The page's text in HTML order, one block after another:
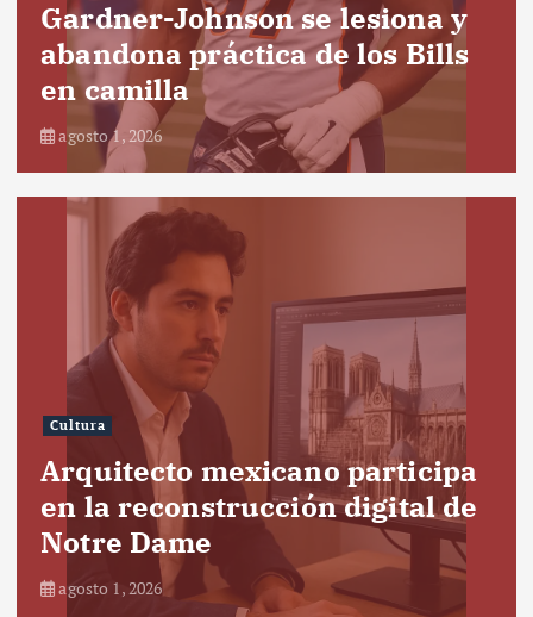
Gardner-Johnson se lesiona y
abandona práctica de los Bills
en camilla
agosto 1, 2026
Cultura
Arquitecto mexicano participa
en la reconstrucción digital de
Notre Dame
agosto 1, 2026